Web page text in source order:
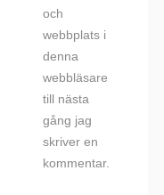
och
webbplats i
denna
webbläsare
till nästa
gång jag
skriver en
kommentar.